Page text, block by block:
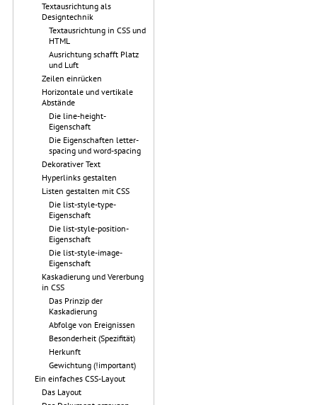
Textausrichtung als
Designtechnik
Textausrichtung in CSS und
HTML
Ausrichtung schafft Platz
und Luft
Zeilen einrücken
Horizontale und vertikale
Abstände
Die line-height-
Eigenschaft
Die Eigenschaften letter-
spacing und word-spacing
Dekorativer Text
Hyperlinks gestalten
Listen gestalten mit CSS
Die list-style-type-
Eigenschaft
Die list-style-position-
Eigenschaft
Die list-style-image-
Eigenschaft
Kaskadierung und Vererbung
in CSS
Das Prinzip der
Kaskadierung
Abfolge von Ereignissen
Besonderheit (Spezifität)
Herkunft
Gewichtung (!important)
Ein einfaches CSS-Layout
Das Layout